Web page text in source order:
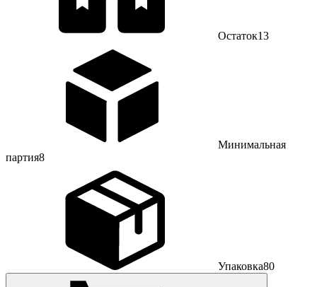
Остаток13
Минимальная
партия8
Упаковка80